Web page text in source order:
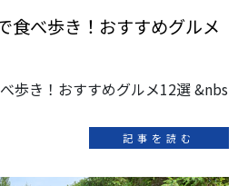
食べ歩き！おすすめグルメ
歩き！おすすめグルメ12選 &nbs
記事を読む